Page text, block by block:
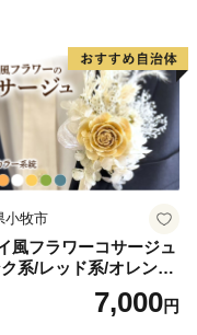
小牧市
風フラワーコサージュ
系/レッド系/オレンジ
ワイト系/イエロー系/グ
系/ブルー系）7,000円